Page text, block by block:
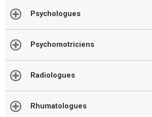
Psychologues
Psychomotriciens
Radiologues
Rhumatologues